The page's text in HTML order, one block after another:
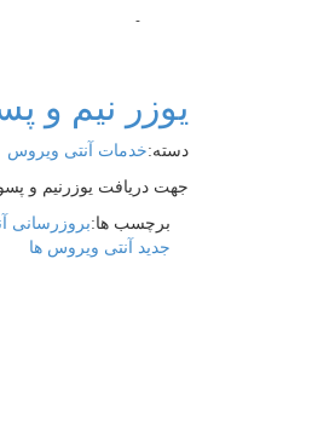
-
یوزر نیم و
دسته:خدمات آنتی ویروس
جهت دریافت یوزرنیم و
برچسب ها:بروزرسانی
جدید آنتی ویروس ها